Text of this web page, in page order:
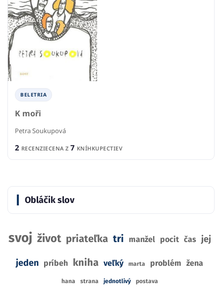
BELETRIA
K moři
Petra Soukupová
2 RECENZIECENA Z 7 KNÍHKUPECTIEV
Obláčik slov
svoj život priateľka tri manžel pocit čas jej
jeden príbeh kniha veľký marta problém žena
hana strana jednotlivý postava